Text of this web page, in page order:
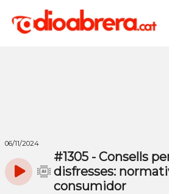
06/11/2024
#1305 - Consells
disfresses:
consumidor